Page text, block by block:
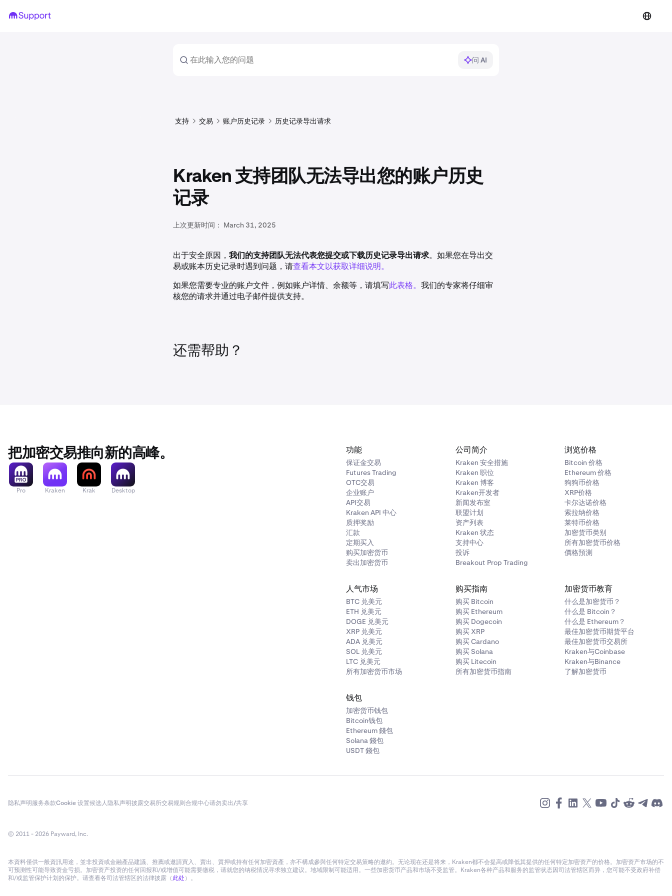
问 AI
支持 交易 账户历史记录 历史记录导出请求
Kraken 支持团队无法导出您的账户历史
记录
上次更新时间： March 31, 2025
出于安全原因， 我们的支持团队无法代表您提交或下载历史记录导出请求。如果您在导出交
易或账本历史记录时遇到问题，请查看本文以获取详细说明。
如果您需要专业的账户文件，例如账户详情、余额等，请填写此表格。 我们的专家将仔细审
核您的请求并通过电子邮件提供支持。
还需帮助？
把加密交易推向新的高峰。
Pro Kraken Krak Desktop
功能
保证金交易
Futures Trading
OTC交易
企业账户
API交易
Kraken API 中心
质押奖励
汇款
定期买入
购买加密货币
卖出加密货币
公司简介
Kraken 安全措施
Kraken 职位
Kraken 博客
Kraken开发者
新闻发布室
联盟计划
资产列表
Kraken 状态
支持中心
投诉
Breakout Prop Trading
浏览价格
Bitcoin 价格
Ethereum 价格
狗狗币价格
XRP价格
卡尔达诺价格
索拉纳价格
莱特币价格
加密货币类别
所有加密货币价格
價格預測
人气市场
BTC 兑美元
ETH 兑美元
DOGE 兑美元
XRP 兑美元
ADA 兑美元
SOL 兑美元
LTC 兑美元
所有加密货币市场
购买指南
购买 Bitcoin
购买 Ethereum
购买 Dogecoin
购买 XRP
购买 Cardano
购买 Solana
购买 Litecoin
所有加密货币指南
加密货币教育
什么是加密货币？
什么是 Bitcoin？
什么是 Ethereum？
最佳加密货币期货平台
最佳加密货币交易所
Kraken与Coinbase
Kraken与Binance
了解加密货币
钱包
加密货币钱包
Bitcoin钱包
Ethereum 錢包
Solana 錢包
USDT 錢包
隐私声明服务条款Cookie 设置候选人隐私声明披露交易所交易规则合规中心请勿卖出/共享
© 2011 - 2026 Payward, Inc.
本資料僅供一般資訊用途，並非投資或金融產品建議、推薦或邀請買入、賣出、質押或持有任何加密資產，亦不構成參與任何特定交易策略的邀約。无论现在还是将来，Kraken都不会提高或降低其提供的任何特定加密资产的价格。加密资产市场的不
可预测性可能导致资金亏损。加密资产投资的任何回报和/或增值可能需要缴税，请就您的纳税情况寻求独立建议。地域限制可能适用。一些加密货币产品和市场不受监管。Kraken各种产品和服务的监管状态因司法管辖区而异，您可能不受政府补偿
和/或监管保护计划的保护。请查看各司法管辖区的法律披露（此处）。